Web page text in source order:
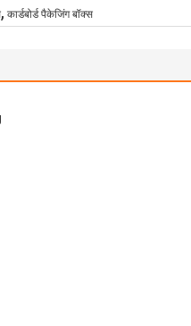
, कार्डबोर्ड पैकेजिंग बॉक्स